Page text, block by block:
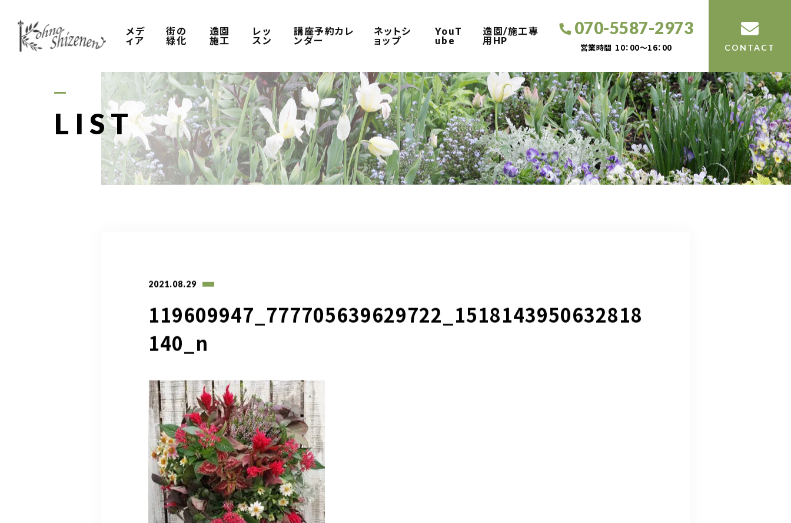
メデ
ィア
街の
緑化
造園
施工
レッ
スン
講座予約カレ
ンダー
ネットシ
ョップ
YouT
ube
造園/施工専
用HP
070-5587-2973
営業時間 10：00～16：00 CONTACT
LIST
2021.08.29
119609947_777705639629722_1518143950632818
140_n